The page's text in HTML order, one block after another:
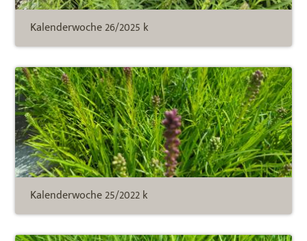
Kalenderwoche 26/2025 k
Kalenderwoche 25/2022 k